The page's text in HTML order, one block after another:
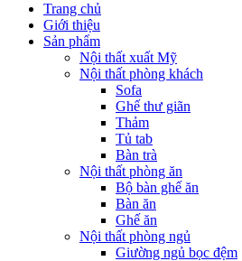
Trang chủ
Giới thiệu
Sản phẩm
Nội thất xuất Mỹ
Nội thất phòng khách
Sofa
Ghế thư giãn
Thảm
Tủ tab
Bàn trà
Nội thất phòng ăn
Bộ bàn ghế ăn
Bàn ăn
Ghế ăn
Nội thất phòng ngủ
Giường ngủ bọc đệm